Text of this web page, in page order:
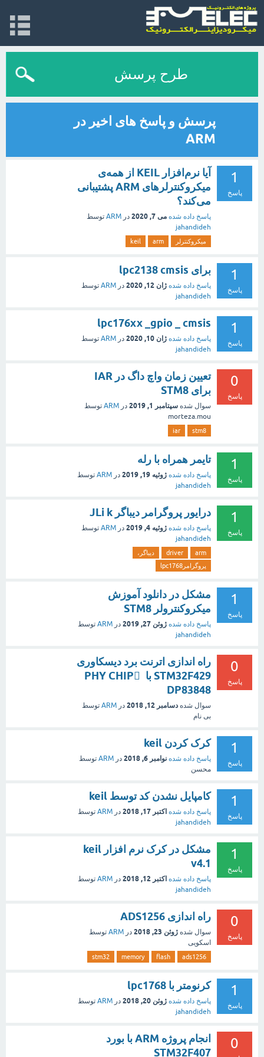
طرح پرسش
پرسش و پاسخ های اخیر در
ARM
1
پاسخ
آیا نرم‌افزار KEIL از همه‌ی
میکروکنترلرهای ARM پشتیبانی
می‌کند؟
پاسخ داده شده می 7, 2020 در ARM توسط
jahandideh
میکروکنترلر arm
keil
1
پاسخ
برای lpc2138 cmsis
پاسخ داده شده ژان 12, 2020 در ARM توسط
jahandideh
1
پاسخ
lpc176xx _gpio _ cmsis
پاسخ داده شده ژان 10, 2020 در ARM توسط
jahandideh
0
پاسخ
تعیین زمان واچ داگ در IAR
برای STM8
سوال شده سپتامبر 1, 2019 در ARM توسط
morteza.mou
stm8
iar
1
پاسخ
تایمر همراه با رله
پاسخ داده شده ژوئیه 19, 2019 در ARM توسط
jahandideh
1
پاسخ
درایور پروگرامر دیباگر JLi k
پاسخ داده شده ژوئیه 4, 2019 در ARM توسط
jahandideh
arm
driver
دیباگر،
پروگرامرlpc1768
1
پاسخ
مشکل در دانلود آموزش
میکروکنترولر STM8
پاسخ داده شده ژوئن 27, 2019 در ARM توسط
jahandideh
0
پاسخ
راه اندازی اترنت برد دیسکاوری
STM32F429 با PHY CHIP ِ
DP83848
سوال شده دسامبر 12, 2018 در ARM توسط
بی نام
1
پاسخ
کرک کردن keil
پاسخ داده شده نوامبر 6, 2018 در ARM توسط
محسن
1
پاسخ
کامپایل نشدن کد توسط keil
پاسخ داده شده اکتبر 17, 2018 در ARM توسط
jahandideh
1
پاسخ
مشکل در کرک نرم افزار keil
v4.1
پاسخ داده شده اکتبر 12, 2018 در ARM توسط
jahandideh
0
پاسخ
راه اندازی ADS1256
سوال شده ژوئن 23, 2018 در ARM توسط
اسکویی
ads1256
flash
memory
stm32
1
پاسخ
کرنومتر با lpc1768
پاسخ داده شده ژوئن 20, 2018 در ARM توسط
jahandideh
0
انجام پروژه ARM با بورد
STM32F407